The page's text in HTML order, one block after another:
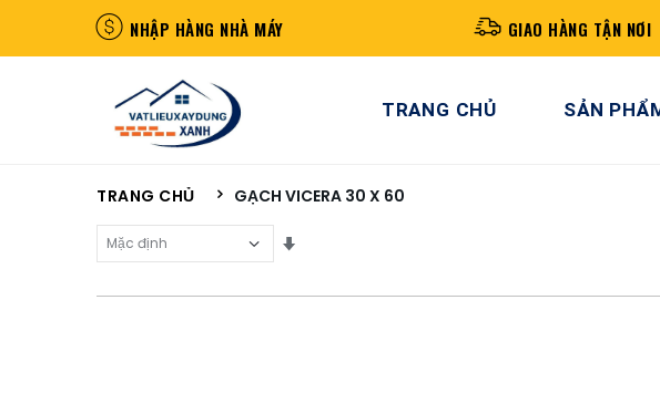
NHẬP HÀNG NHÀ MÁY GIAO HÀNG TẬN NƠI
TRANG CHỦ SẢN
TRANG CHỦ GẠCH VICERA 30 X 60
Sắp Xếp Theo